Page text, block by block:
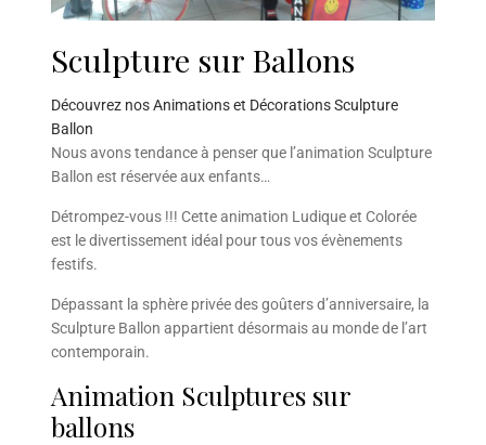
Sculpture sur Ballons
Découvrez nos Animations et Décorations Sculpture
Ballon
Nous avons tendance à penser que l’animation Sculpture
Ballon est réservée aux enfants…
Détrompez-vous !!! Cette animation Ludique et Colorée
est le divertissement idéal pour tous vos évènements
festifs.
Dépassant la sphère privée des goûters d’anniversaire, la
Sculpture Ballon appartient désormais au monde de l’art
contemporain.
Animation Sculptures sur
ballons